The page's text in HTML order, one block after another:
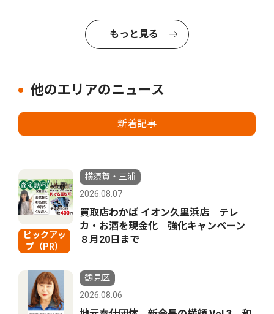
もっと見る
他のエリアのニュース
新着記事
ピックアッ
プ（PR）
横須賀・三浦
2026.08.07
買取店わかば イオン久里浜店 テレ
カ・お酒を現金化 強化キャンペーン
８月20日まで
鶴見区
2026.08.06